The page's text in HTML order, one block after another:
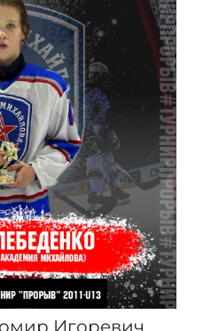
Игоревич